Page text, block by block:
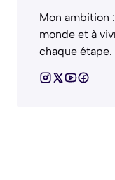
Mon ambition
monde et à
chaque étape.